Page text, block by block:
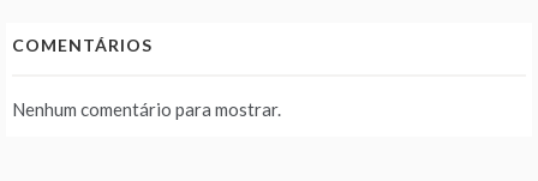
COMENTÁRIOS
Nenhum comentário para mostrar.